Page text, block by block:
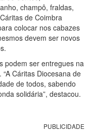
champô, fraldas,
de Coimbra
colocar nos cabazes
devem ser novos
podem ser entregues na
Cáritas Diocesana de
de todos, sabendo
solidária”, destacou.
PUBLICIDADE